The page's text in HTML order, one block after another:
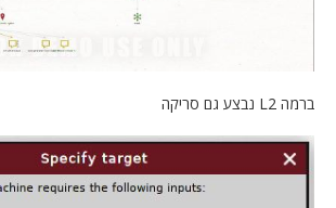
ברמה L2 נבצע גם סריקה